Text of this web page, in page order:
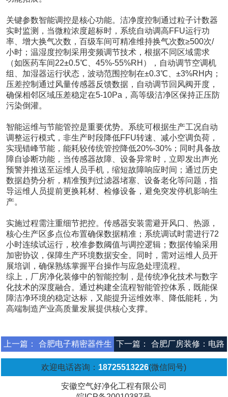
关键参数智能调控是核心功能。洁净度控制通过粒子计数器
实时监测，当微粒浓度超标时，系统自动调高FFU运行功
率、增大换气次数，百级车间可精准维持换气次数≥500次/
小时；温湿度控制采用变频调节技术，根据不同区域需求
（如医药车间22±0.5℃、45%-55%RH），自动调节空调机
组、加湿器运行状态，波动范围控制在±0.3℃、±3%RH内；
压差控制通过风量传感器反馈数据，自动调节回风阀开度，
确保相邻区域压差稳定在5-10Pa，高等级洁净区保持正压防
污染倒灌。
智能运维与节能管控是重要优势。系统可根据生产工况自动
调整运行模式，非生产时段降低FFU转速、减小空调负荷，
实现错峰节能，能耗较传统管控降低20%-30%；同时具备故
障自诊断功能，当传感器故障、设备异常时，立即发出声光
预警并推送至运维人员手机，缩短故障响应时间；通过历史
数据趋势分析，精准预判过滤器堵塞、设备老化等问题，指
导运维人员提前更换耗材、检修设备，避免突发停机影响生
产。
实施过程需注重细节把控。传感器安装需避开风口、热源，
核心生产区多点位布置确保数据精准；系统调试时需进行72
小时连续试运行，校准参数阈值与调控逻辑；数据传输采用
加密协议，保障生产环境数据安全。同时，需对运维人员开
展培训，确保熟练掌握平台操作与应急处理流程。
综上，厂房净化装修中的智能控制，是传统净化技术与数字
化技术的深度融合。通过构建全流程智能管控体系，既能保
障洁净环境的稳定达标，又能提升运维效率、降低能耗，为
高端制造产业高质量发展提供核心支撑。
上一篇：
合肥电子精密器件生
产车间净化装修工程
下一篇：
合肥厂房装修：电路
板制造车间净化装修工程
欢迎电话咨询： 18725513226(微信同号)
安徽空气好净化工程有限公司